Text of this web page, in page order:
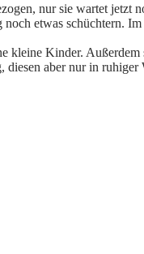
nur sie wartet jetzt
etwas schüchtern.
kleine Kinder.
diesen aber nur in ruhiger